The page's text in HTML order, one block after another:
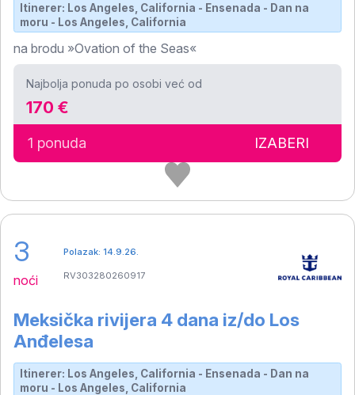
Itinerer: Los Angeles, California - Ensenada - Dan na
moru - Los Angeles, California
na brodu »Ovation of the Seas«
Najbolja ponuda po osobi već od
170 €
1 ponuda IZABERI
3
noći
Meksička rivijera 4 dana iz/do Los
Anđelesa
Itinerer: Los Angeles, California - Ensenada - Dan na
moru - Los Angeles, California
Polazak: 14.9.26.
RV303280260917